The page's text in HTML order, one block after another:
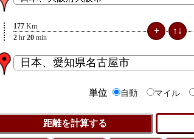
177 Km
2 hr 20 min
単位 自動 マイル